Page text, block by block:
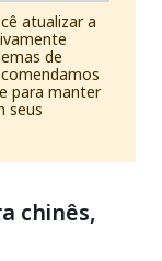
atualizar a
de
para manter
seus
chinês,